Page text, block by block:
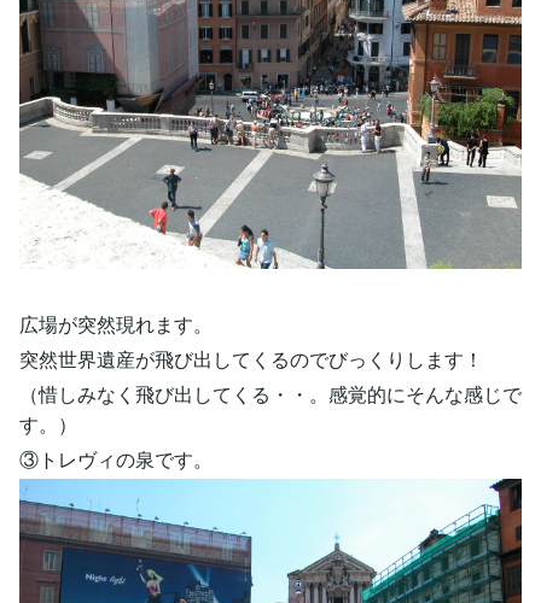
広場が突然現れます。
突然世界遺産が飛び出してくるのでびっくりします！
（惜しみなく飛び出してくる・・。感覚的にそんな感じで
す。）
③トレヴィの泉です。